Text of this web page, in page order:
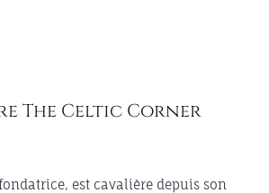
The Celtic Corner
est cavalière depuis son